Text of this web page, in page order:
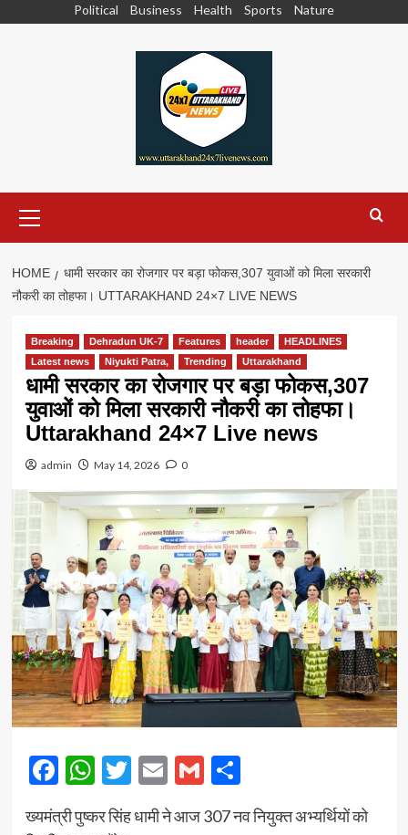
Political Business Health Sports Nature
Menu
HOME
धामी सरकार का रोजगार पर बड़ा फोकस,307 युवाओं को मिला सरकारी
नौकरी का तोहफा। UTTARAKHAND 24×7 LIVE NEWS
Breaking Dehradun UK-7 Features header
HEADLINES
Latest news
Niyukti Patra, Trending Uttarakhand
धामी सरकार का रोजगार पर बड़ा फोकस,307
युवाओं को मिला सरकारी नौकरी का तोहफा।
Uttarakhand 24×7 Live news
admin May 14, 2026 0
Facebook
WhatsApp
Twitter
EmailGmailShare
ख्यमंत्री पुष्कर सिंह धामी ने आज 307 नव नियुक्त अभ्यर्थियों को